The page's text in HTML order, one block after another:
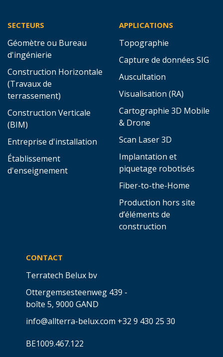
SECTEURS
Géomètre ou Bureau
d'ingénierie
Construction Horizontale
(Travaux de
terrassement)
Construction Verticale
(BIM)
Entreprise d'installation
Établissement
d'enseignement
APPLICATIONS
Topographie
Capture de données SIG
Auscultation
Visualisation (RA)
Cartographie 3D Mobile
& Drone
Scan Laser 3D
Implantation et
piquetage robotisés
Fiber-to-the-Home
Production hors site
d’éléments de
construction
CONTACT
Terratech Belux bv
Ottergemsesteenweg 439 -
boîte 5,9000 GAND
info@allterra-belux.com +32 9 430 25 30
BE1009.467.122